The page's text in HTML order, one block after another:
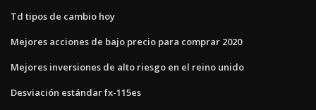
Td tipos de cambio hoy
Mejores acciones de bajo precio para comprar 2020
Mejores inversiones de alto riesgo en el reino unido
Desviación estándar fx-115es